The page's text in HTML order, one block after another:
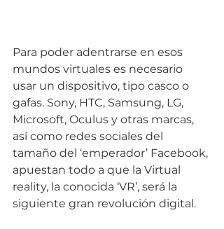
Para poder adentrarse en esos
mundos virtuales es necesario
usar un dispositivo, tipo casco o
gafas. Sony, HTC, Samsung, LG,
Microsoft, Oculus y otras marcas,
así como redes sociales del
tamaño del ‘emperador’ Facebook,
apuestan todo a que la Virtual
reality, la conocida ‘VR’, será la
siguiente gran revolución digital.